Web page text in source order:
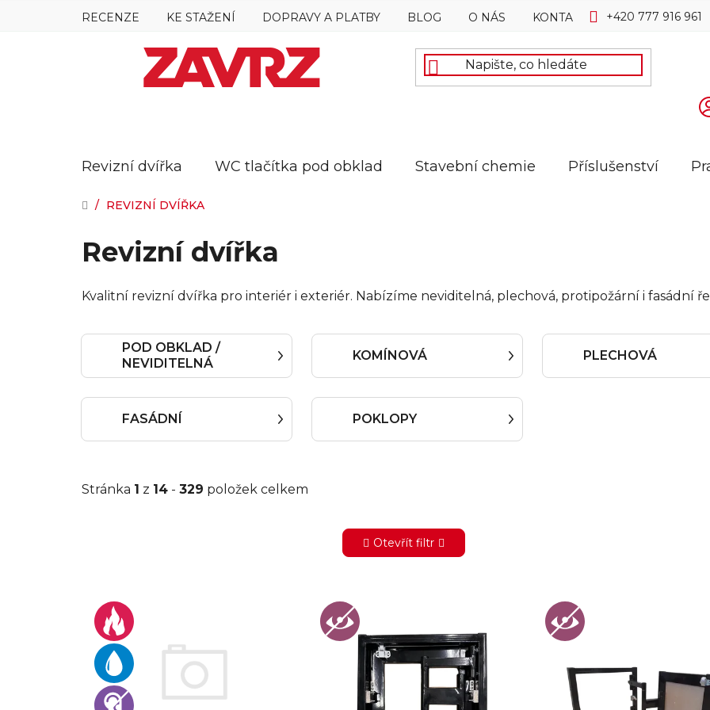
RECENZE KE STAŽENÍ DOPRAVY A PLATBY BLOG O NÁS KONTAKTY +420 777 916 961
Revizní dvířka WC tlačítka pod obklad Stavební chemie Příslušenství
DOMŮ
/ REVIZNÍ DVÍŘKA
Revizní dvířka
Kvalitní revizní dvířka pro interiér i exteriér. Nabízíme neviditelná, plechová, protipožární i fasádní
POD OBKLAD /
NEVIDITELNÁ
KOMÍNOVÁ PLECHOVÁ
FASÁDNÍ POKLOPY
Stránka 1 z 14 - 329 položek celkem
Otevřít filtr